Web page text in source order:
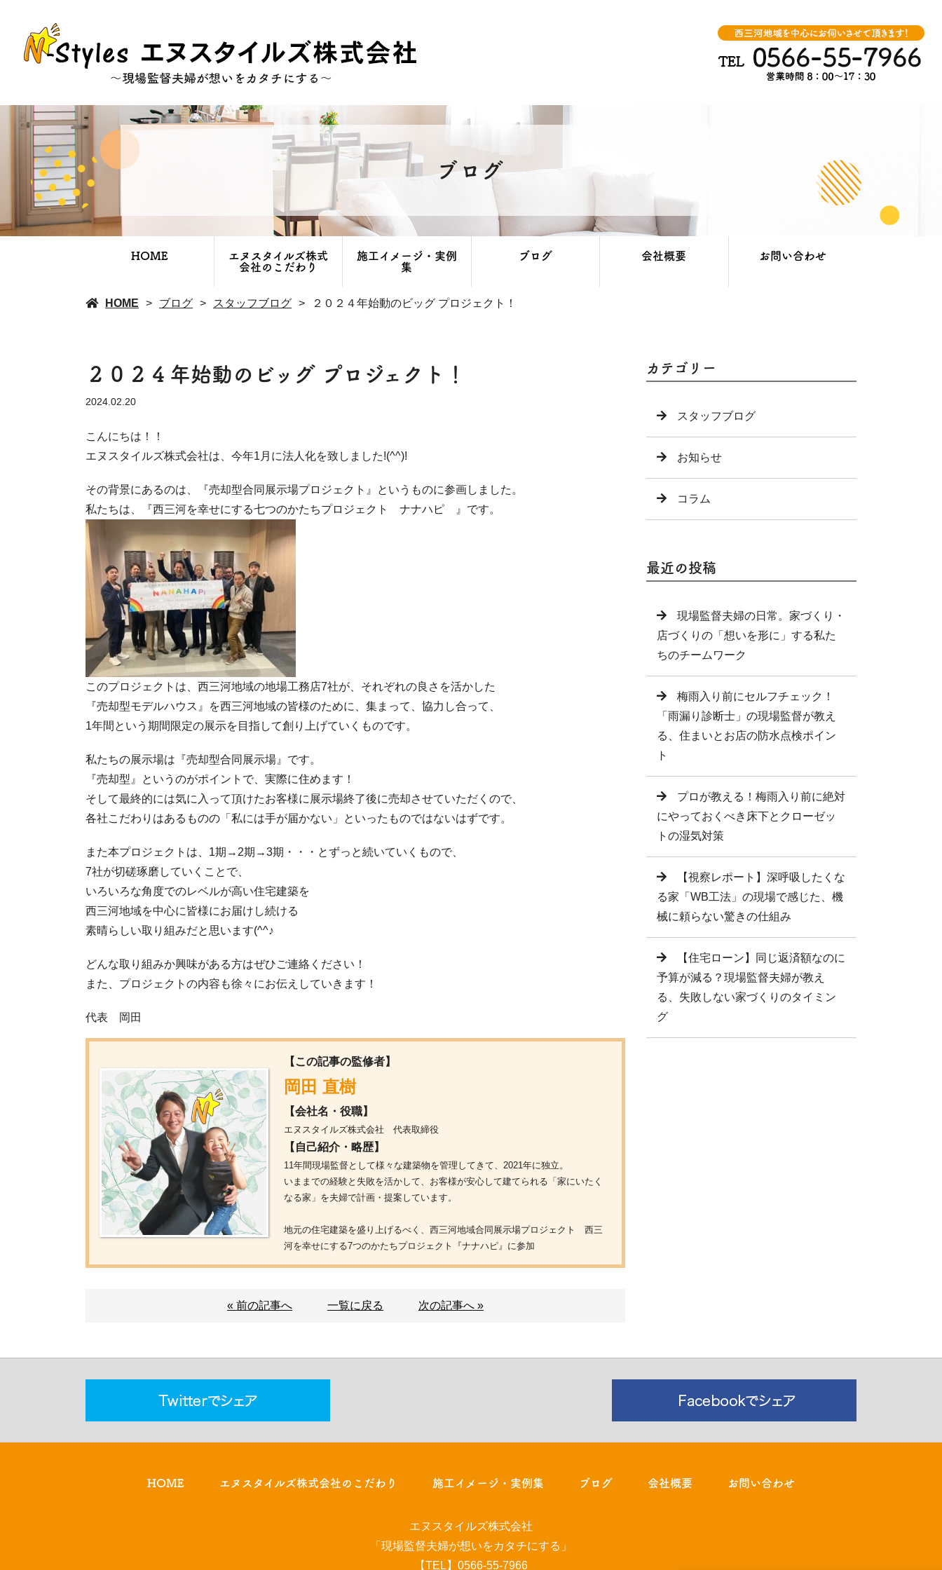
ブログ
HOME
エヌスタイルズ株式
会社のこだわり
施工イメージ・実例
集
ブログ 会社概要 お問い合わせ
HOME ブログ スタッフブログ ２０２４年始動のビッグ プロジェクト！
２０２４年始動のビッグ プロジェクト！
2024.02.20
こんにちは！！
エヌスタイルズ株式会社は、今年1月に法人化を致しました!(^^)!
その背景にあるのは、『売却型合同展示場プロジェクト』というものに参画しました。
私たちは、『西三河を幸せにする七つのかたちプロジェクト ナナハピ 』です。
このプロジェクトは、西三河地域の地場工務店7社が、それぞれの良さを活かした
『売却型モデルハウス』を西三河地域の皆様のために、集まって、協力し合って、
1年間という期間限定の展示を目指して創り上げていくものです。
私たちの展示場は『売却型合同展示場』です。
『売却型』というのがポイントで、実際に住めます！
そして最終的には気に入って頂けたお客様に展示場終了後に売却させていただくので、
各社こだわりはあるものの「私には手が届かない」といったものではないはずです。
また本プロジェクトは、1期→2期→3期・・・とずっと続いていくもので、
7社が切磋琢磨していくことで、
いろいろな角度でのレベルが高い住宅建築を
西三河地域を中心に皆様にお届けし続ける
素晴らしい取り組みだと思います(^^♪
どんな取り組みか興味がある方はぜひご連絡ください！
また、プロジェクトの内容も徐々にお伝えしていきます！
代表 岡田
【この記事の監修者】
岡田 直樹
【会社名・役職】
エヌスタイルズ株式会社 代表取締役
【自己紹介・略歴】
11年間現場監督として様々な建築物を管理してきて、2021年に独立。
いままでの経験と失敗を活かして、お客様が安心して建てられる「家にいたく
なる家」を夫婦で計画・提案しています。
地元の住宅建築を盛り上げるべく、西三河地域合同展示場プロジェクト 西三
河を幸せにする7つのかたちプロジェクト『ナナハピ』に参加
« 前の記事へ 一覧に戻る 次の記事へ »
カテゴリー
スタッフブログ
お知らせ
コラム
最近の投稿
現場監督夫婦の日常。家づくり・
店づくりの「想いを形に」する私た
ちのチームワーク
梅雨入り前にセルフチェック！
「雨漏り診断士」の現場監督が教え
る、住まいとお店の防水点検ポイン
ト
プロが教える！梅雨入り前に絶対
にやっておくべき床下とクローゼッ
トの湿気対策
【視察レポート】深呼吸したくな
る家「WB工法」の現場で感じた、機
械に頼らない驚きの仕組み
【住宅ローン】同じ返済額なのに
予算が減る？現場監督夫婦が教え
る、失敗しない家づくりのタイミン
グ
HOME エヌスタイルズ株式会社のこだわり 施工イメージ・実例集 ブログ 会社概要 お問い合わせ
エヌスタイルズ株式会社
「現場監督夫婦が想いをカタチにする」
【TEL】0566-55-7966